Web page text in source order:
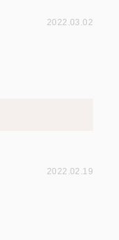
2022.03.02
2022.02.19